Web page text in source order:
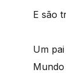
E são
Um